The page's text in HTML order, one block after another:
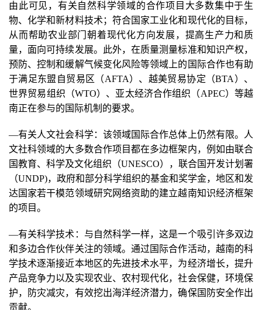
由此可见，有关自然科学领域的合作项目大多数集中于生
物、化学和新材料技术；符合国家工业化和现代化的目标，
从而帮助农业部门朝着现代化方向发展，提高生产力和质
量，面向可持续发展。此外，在质量测量标准和知识产权，
预防、控制和缓解气候变化风险等领域上的国际合作也有助
于满足东盟自贸易区（AFTA）、越美贸易协定（BTA）、
世界贸易组织（WTO）、亚太经济合作组织（APEC）等越
南正在参与的国际机制的要求。
—有关人文社会科学：该领域国际合作总体上仍然有限。人
文社科领域的大多数合作项目都在多边框架内，例如由联合
国教育、科学及文化组织（UNESCO），联合国开发计划署
（UNDP)，政府和部分科学组织的基金和奖学金，地区和发
达国家若干模范领域研究网络资助的建立越南知识经济框架
的项目。
—有关科学技术：与自然科学一样，这是一个吸引许多双边
和多边合作伙伴关注的领域。通过国际合作活动，越南的科
学技术逐渐接近本地区的先进技术水平，为经济增长，提升
产品竞争力以及实现农业、农村现代化，社会保健，环境保
护，防灾减灾，有效挖出海洋经济潜力，确保国防安全作出
贡献。